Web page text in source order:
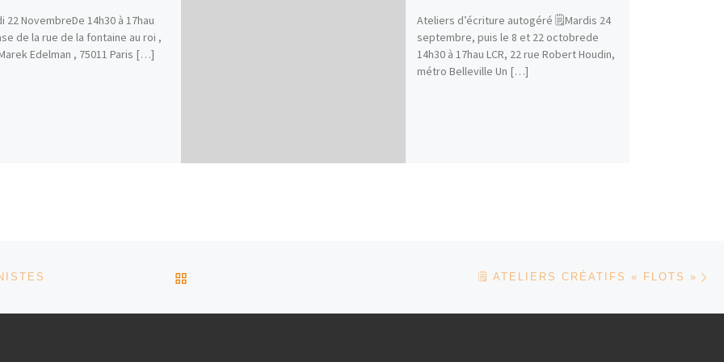
22 NovembreDe 14h30 à 17hau
de la rue de la fontaine au roi ,
Edelman , 75011 Paris […]
Ateliers d’écriture autogéré 🗒Mardis 24
septembre, puis le 8 et 22 octobrede
14h30 à 17hau LCR, 22 rue Robert Houdin,
métro Belleville Un […]
🗒 ATELIERS CRÉATIFS « FLOTS »